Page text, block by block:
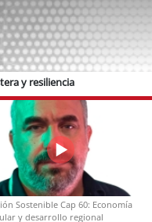
y resiliencia
Sostenible Cap 60: Economía
y desarrollo regional